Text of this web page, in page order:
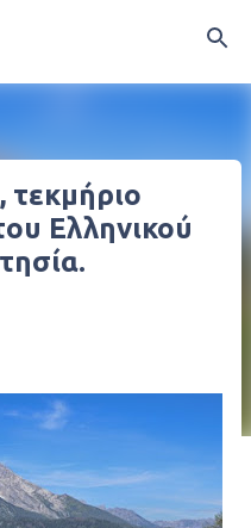
περιεχόμενο
τεκμήριο
Ελληνικού